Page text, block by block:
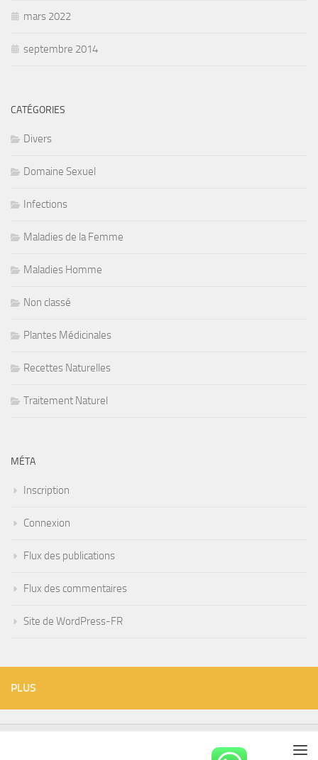
mars 2022
septembre 2014
CATÉGORIES
Divers
Domaine Sexuel
Infections
Maladies de la Femme
Maladies Homme
Non classé
Plantes Médicinales
Recettes Naturelles
Traitement Naturel
MÉTA
Inscription
Connexion
Flux des publications
Flux des commentaires
Site de WordPress-FR
PLUS